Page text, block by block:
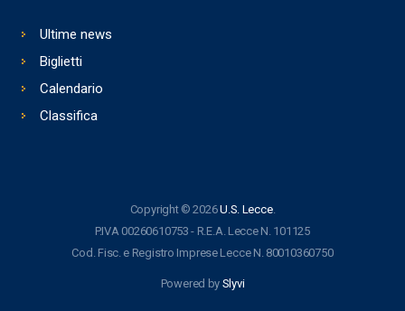
Ultime news
Biglietti
Calendario
Classifica
Copyright © 2026U.S. Lecce.
P.IVA 00260610753 - R.E.A. Lecce N. 101125
Cod. Fisc. e Registro Imprese Lecce N. 80010360750
Powered by Slyvi